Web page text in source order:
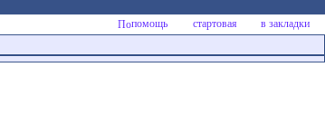
помощь стартовая
в закладки